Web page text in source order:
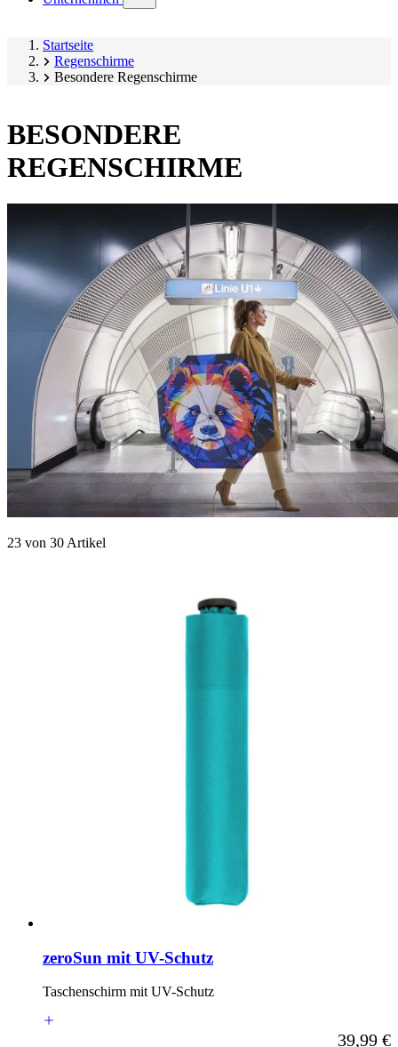
submenu)
Startseite
Regenschirme
Besondere Regenschirme
BESONDERE
REGENSCHIRME
23 von 30 Artikel
zeroSun mit UV-Schutz
Taschenschirm mit UV-Schutz
Ab
39,99 €